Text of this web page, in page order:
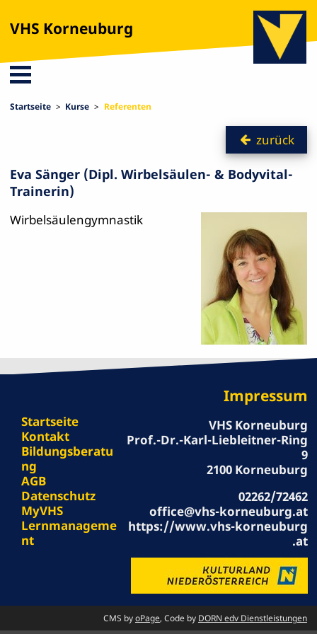
VHS Korneuburg
Startseite Kurse Referenten
zurück
Eva Sänger (Dipl. Wirbelsäulen- & Bodyvital-
Trainerin)
Wirbelsäulengymnastik
Startseite
Kontakt
Bildungsberatu
ng
AGB
Datenschutz
MyVHS
Lernmanageme
nt
Impressum
VHS Korneuburg
Prof.-Dr.-Karl-Liebleitner-Ring
9
2100 Korneuburg
02262/72462
office@vhs-korneuburg.at
https://www.vhs-korneuburg
.at
CMS byoPage, Code by DORN edv Dienstleistungen